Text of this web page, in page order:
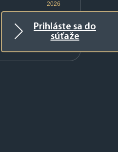
Prihláste sa do
súťaže
2026